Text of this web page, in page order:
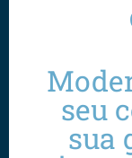
seu
sua